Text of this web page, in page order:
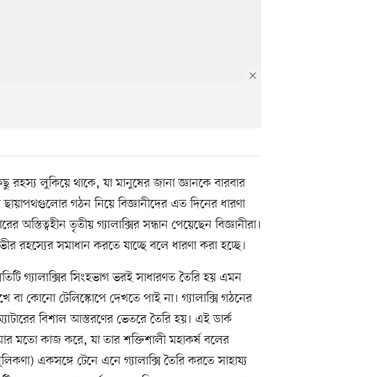
রহস্য লুকিয়ে থাকে, যা মানুষের জানা জ্ঞানকে বারবার
ছায়াপথগুলোর গঠন নিয়ে বিজ্ঞানীদের এত দিনের ধারণা
অস্তিত্বহীন তৃতীয় গ্যালাক্সির সন্ধান পেয়েছেন বিজ্ঞানীরা।
রহস্যের সমাধান করতে যাচ্ছে বলে ধারণা করা হচ্ছে।
গ্যালাক্সির সিংহভাগ ভরই সাধারণত তৈরি হয় এমন
বা কোনো টেলিস্কোপে দেখতে পাই না। গ্যালাক্সি গঠনের
বিশাল আস্তরণের ভেতরে তৈরি হয়। এই ডার্ক
মতো কাজ করে, যা তার শক্তিশালী মহাকর্ষ বলের
একসঙ্গে টেনে এনে গ্যালাক্সি তৈরি করতে সাহায্য